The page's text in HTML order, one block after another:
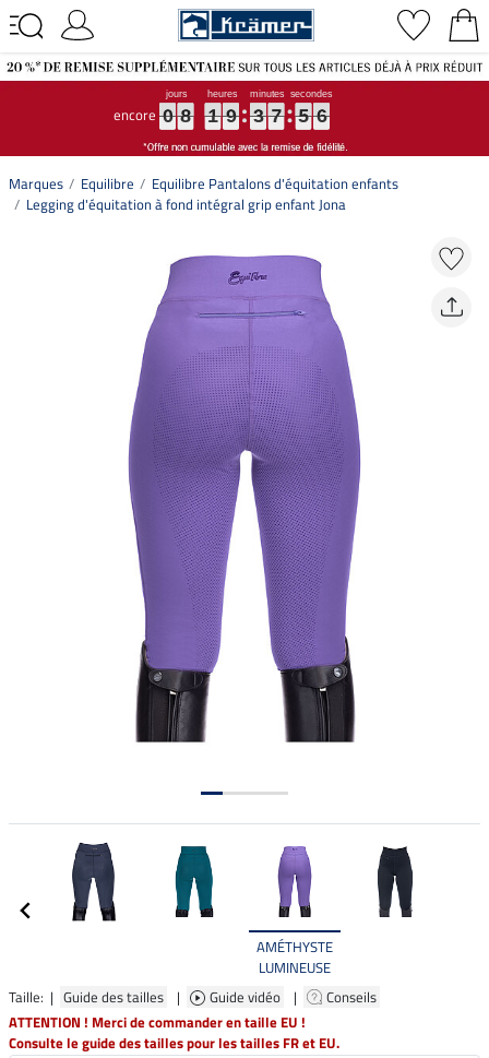
encore 0
0
0
0 8
8
8
8 1
1
1
1 9
9
9
9 3
3
3
3 7
7
7
7 5
5
5
5 5
6
5
6
Marques Equilibre
Equilibre Pantalons d'équitation enfants
Legging d'équitation à fond intégral grip enfant Jona
AMÉTHYSTE
LUMINEUSE
Taille: | Guide des tailles | Guide vidéo |
Conseils
ATTENTION ! Merci de commander en taille EU !
Consulte le guide des tailles pour les tailles FR et EU.